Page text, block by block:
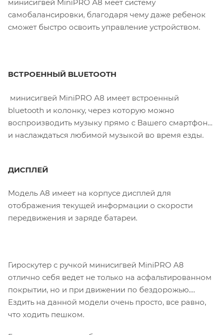
минисигвей MiniPRO A8 меет систему
самобалансировки, благодаря чему даже ребенок
сможет быстро освоить управление устройством.
ВСТРОЕННЫЙ BLUETOOTH
минисигвей MiniPRO A8 имеет встроенный
bluetooth и колонку, через которую можно
воспроизводить музыку прямо с Вашего смартфона,
и наслаждаться любимой музыкой во время езды.
ДИСПЛЕЙ
Модель А8 имеет на корпусе дисплей для
отображения текущей информации о скорости
передвижения и заряде батареи.
Гироскутер с ручкой минисигвей MiniPRO A8
отлично себя ведет не только на асфальтированном
покрытии, но и при движении по бездорожью.
Ездить на данной модели очень просто, все равно,
что ходить пешком.